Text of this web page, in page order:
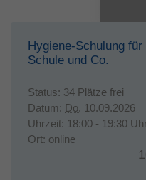
Hygiene-Schulung
Schule und Co.
Status: 34 Plätze frei
Datum: Do. 10.09.2026
Uhrzeit: 18:00 - 19:30
Ort: online